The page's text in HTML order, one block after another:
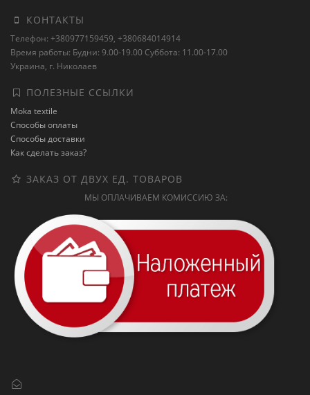
КОНТАКТЫ
Телефон: +380977159459, +380684014914
Время работы: Будни: 9.00-19.00 Суббота: 11.00-17.00
Украина, г. Николаев
ПОЛЕЗНЫЕ ССЫЛКИ
Moka textile
Способы оплаты
Способы доставки
Как сделать заказ?
ЗАКАЗ ОТ ДВУХ ЕД. ТОВАРОВ
МЫ ОПЛАЧИВАЕМ КОМИССИЮ ЗА: